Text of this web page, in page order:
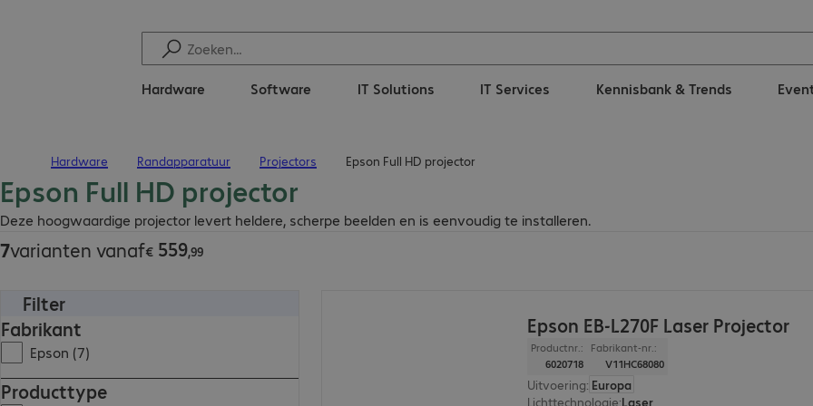
Hardware Software IT Solutions IT Services Kennisbank & Trends
Hardware Randapparatuur Projectors Epson Full HD projector
Epson Full HD projector
Deze hoogwaardige projector levert heldere, scherpe beelden en is eenvoudig te installeren.
7varianten vanaf€ 559,99
€ 559,99
Filter
Fabrikant
Epson (7)
Producttype
Epson EB-L270F Laser Projector
Productnr.:
6020718
Fabrikant-nr.:
V11HC68080
Uitvoering: Europa
Lichttechnologie:Laser